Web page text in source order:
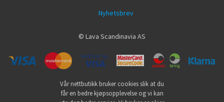
Nyhetsbrev
© Lava Scandinavia AS
Vår nettbutikk bruker cookies slik at du
får en bedre kjøpsopplevelse og vi kan